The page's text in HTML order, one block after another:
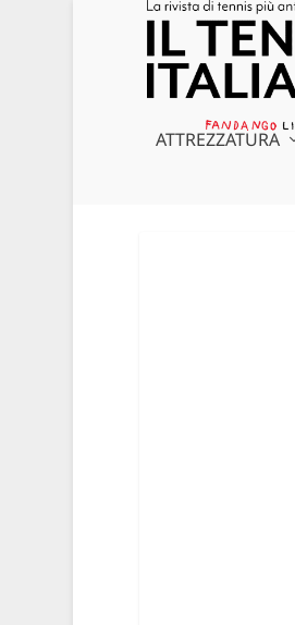
ATTREZZATURA